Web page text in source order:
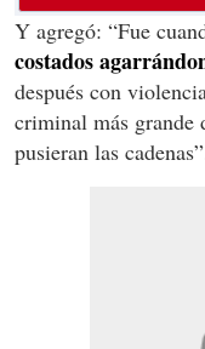
Y agregó: “Fue
costados
después con
criminal más grande
pusieran las